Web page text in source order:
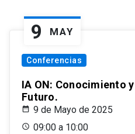
9 MAY
Conferencias
IA ON: Conocimiento
Futuro.
9 de Mayo de 2025
09:00 a 10:00